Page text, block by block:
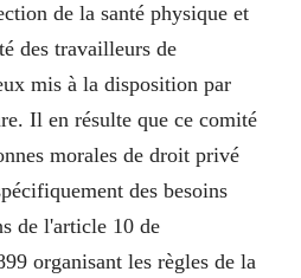
de la santé physique et
des travailleurs de
mis à la disposition par
Il en résulte que ce comité
morales de droit privé
des besoins
de l'article 10 de
organisant les règles de la